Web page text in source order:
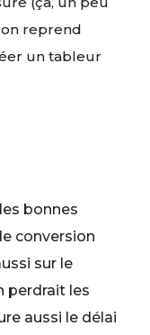
on reprend
un tableur
bonnes
conversion
sur le
perdrait les
aussi le délai